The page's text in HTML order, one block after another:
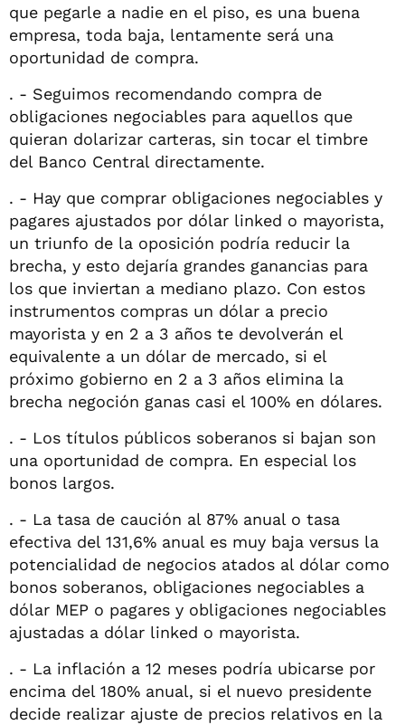
que pegarle a nadie en el piso, es una buena
empresa, toda baja, lentamente será una
oportunidad de compra.
. - Seguimos recomendando compra de
obligaciones negociables para aquellos que
quieran dolarizar carteras, sin tocar el timbre
del Banco Central directamente.
. - Hay que comprar obligaciones negociables y
pagares ajustados por dólar linked o mayorista,
un triunfo de la oposición podría reducir la
brecha, y esto dejaría grandes ganancias para
los que inviertan a mediano plazo. Con estos
instrumentos compras un dólar a precio
mayorista y en 2 a 3 años te devolverán el
equivalente a un dólar de mercado, si el
próximo gobierno en 2 a 3 años elimina la
brecha negoción ganas casi el 100% en dólares.
. - Los títulos públicos soberanos si bajan son
una oportunidad de compra. En especial los
bonos largos.
. - La tasa de caución al 87% anual o tasa
efectiva del 131,6% anual es muy baja versus la
potencialidad de negocios atados al dólar como
bonos soberanos, obligaciones negociables a
dólar MEP o pagares y obligaciones negociables
ajustadas a dólar linked o mayorista.
. - La inflación a 12 meses podría ubicarse por
encima del 180% anual, si el nuevo presidente
decide realizar ajuste de precios relativos en la